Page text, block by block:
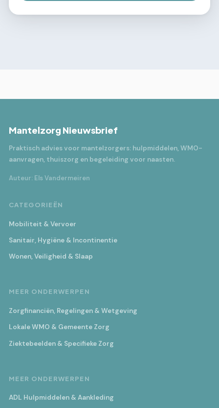
Mantelzorg Nieuwsbrief
Praktisch advies voor mantelzorgers: hulpmiddelen, WMO-
aanvragen, thuiszorg en begeleiding voor naasten.
Auteur: Els Vandermeiren
CATEGORIEËN
Mobiliteit & Vervoer
Sanitair, Hygiëne & Incontinentie
Wonen, Veiligheid & Slaap
MEER ONDERWERPEN
Zorgfinanciën, Regelingen & Wetgeving
Lokale WMO & Gemeente Zorg
Ziektebeelden & Specifieke Zorg
MEER ONDERWERPEN
ADL Hulpmiddelen & Aankleding